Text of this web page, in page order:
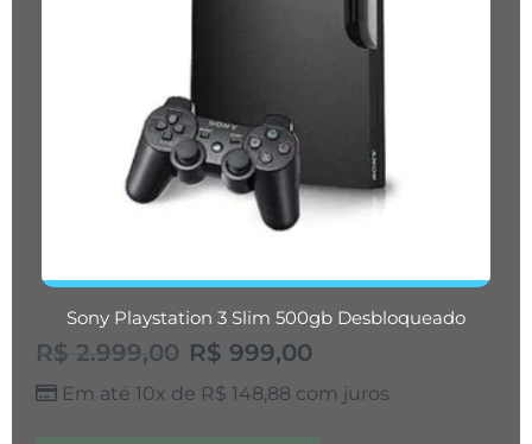
Sony Playstation 3 Slim 500gb Desbloqueado
R$ 2.999,00 R$ 999,00
Em até 10x de R$ 148,88 com juros